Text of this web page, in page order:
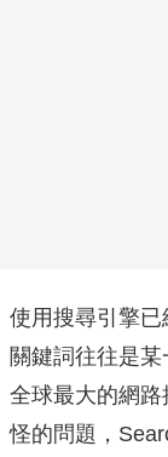
使用搜尋引擎
關鍵詞往往是
全球最大的網
怪的問題，